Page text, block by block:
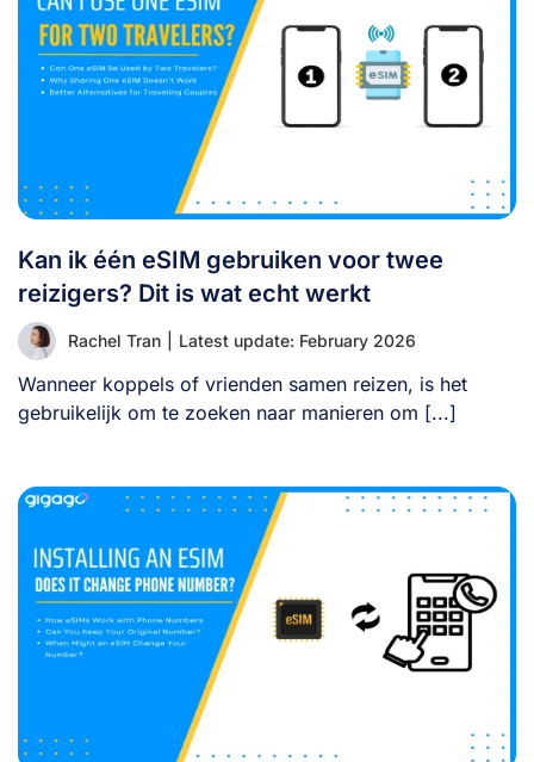
Kan ik één eSIM gebruiken voor twee
reizigers? Dit is wat echt werkt
Rachel Tran Latest update: February 2026
Wanneer koppels of vrienden samen reizen, is het
gebruikelijk om te zoeken naar manieren om [...]